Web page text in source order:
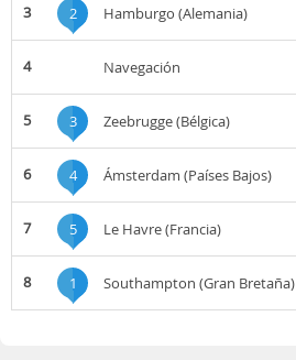
3 2 Hamburgo (Alemania)
4 Navegación
5 3 Zeebrugge (Bélgica)
6 4 Ámsterdam (Países Bajos)
7 5 Le Havre (Francia)
8 1 Southampton (Gran Bretaña)